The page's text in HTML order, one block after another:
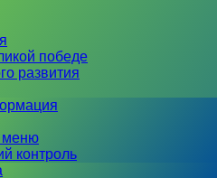
победе
развития
меню
контроль